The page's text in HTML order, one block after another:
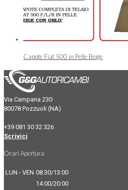
Capote Fiat 500 in Pelle Beige
Via Campana 230
80078 Pozzuoli (NA)
+39 081 30 32 326
Scrivici
Orari Apertura
LUN - VEN 08:30/13:00
14:00/20:00